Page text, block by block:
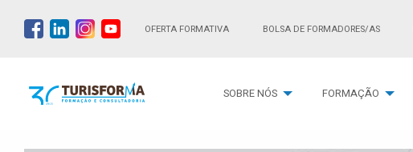
OFERTA FORMATIVA BOLSA DE FORMADORES/AS
SOBRE NÓS FORMAÇÃO